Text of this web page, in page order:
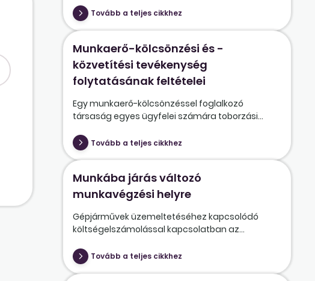
Tovább a teljes cikkhez
Munkaerő-kölcsönzési és -
közvetítési tevékenység
folytatásának feltételei
Egy munkaerő-kölcsönzéssel foglalkozó
társaság egyes ügyfelei számára toborzási...
Tovább a teljes cikkhez
Munkába járás változó
munkavégzési helyre
Gépjárművek üzemeltetéséhez kapcsolódó
költségelszámolással kapcsolatban az...
Tovább a teljes cikkhez